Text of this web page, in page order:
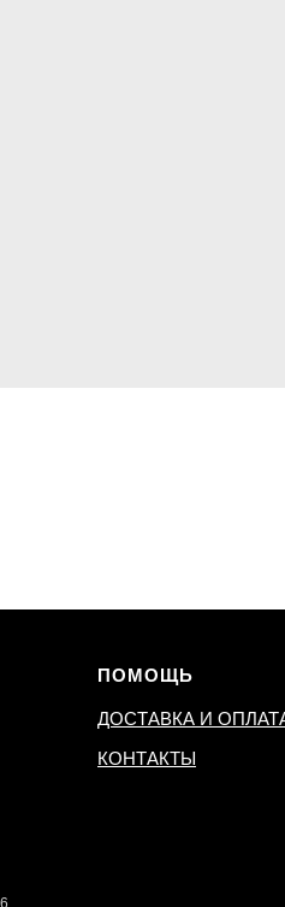
ПОМОЩЬ
ДОСТАВКА И
КОНТАКТЫ